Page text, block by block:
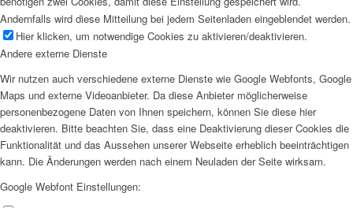
Andernfalls wird diese Mitteilung bei jedem Seitenladen eingeblendet werden.
Hier klicken, um notwendige Cookies zu aktivieren/deaktivieren.
Andere externe Dienste
Wir nutzen auch verschiedene externe Dienste wie Google Webfonts, Google
Maps und externe Videoanbieter. Da diese Anbieter möglicherweise
personenbezogene Daten von Ihnen speichern, können Sie diese hier
deaktivieren. Bitte beachten Sie, dass eine Deaktivierung dieser Cookies die
Funktionalität und das Aussehen unserer Webseite erheblich beeinträchtigen
kann. Die Änderungen werden nach einem Neuladen der Seite wirksam.
Google Webfont Einstellungen: